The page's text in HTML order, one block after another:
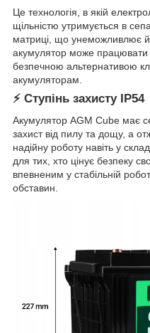
Це технологія, в якій
щільністю утримується в
матриці, що унеможливлює
акумулятор може працювати
безпечною альтернативою
акумуляторам.
⚡ Ступінь захисту IP54
Акумулятор AGM Cube має
захист від пилу та дощу, а
надійну роботу навіть у
для тих, хто цінує безпеку
впевненим у стабільній
обставин.